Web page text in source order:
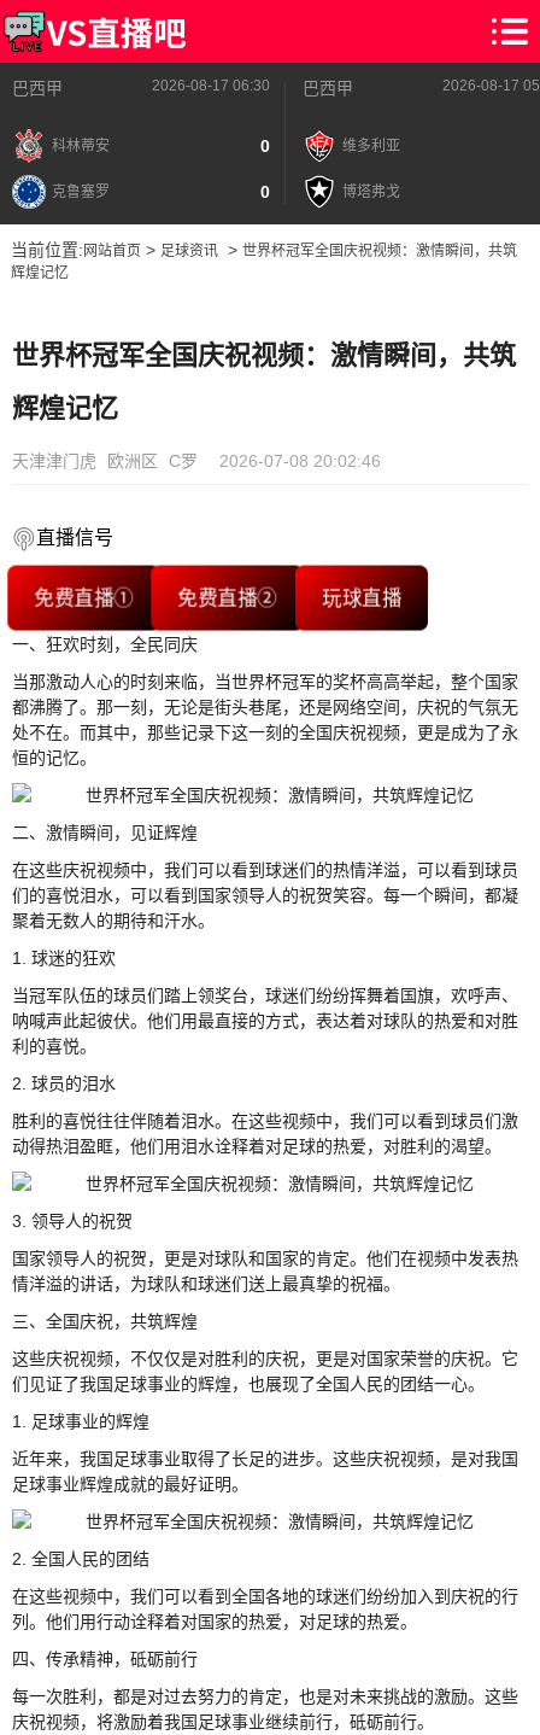
巴西甲 2026-08-17 06:30
科林蒂安 0
克鲁塞罗 0
巴西甲 2026-08-17
维多利亚
博塔弗戈
当前位置: 网站首页> 足球资讯> 世界杯冠军全国庆祝视频：激情瞬间，共筑
辉煌记忆
世界杯冠军全国庆祝视频：激情瞬间，共筑
辉煌记忆
天津津门虎 欧洲区 C罗 2026-07-08 20:02:46
直播信号
免费直播① 免费直播② 玩球直播
一、狂欢时刻，全民同庆
当那激动人心的时刻来临，当世界杯冠军的奖杯高高举起，整个国家
都沸腾了。那一刻，无论是街头巷尾，还是网络空间，庆祝的气氛无
处不在。而其中，那些记录下这一刻的全国庆祝视频，更是成为了永
恒的记忆。
二、激情瞬间，见证辉煌
在这些庆祝视频中，我们可以看到球迷们的热情洋溢，可以看到球员
们的喜悦泪水，可以看到国家领导人的祝贺笑容。每一个瞬间，都凝
聚着无数人的期待和汗水。
1. 球迷的狂欢
当冠军队伍的球员们踏上领奖台，球迷们纷纷挥舞着国旗，欢呼声、
呐喊声此起彼伏。他们用最直接的方式，表达着对球队的热爱和对胜
利的喜悦。
2. 球员的泪水
胜利的喜悦往往伴随着泪水。在这些视频中，我们可以看到球员们激
动得热泪盈眶，他们用泪水诠释着对足球的热爱，对胜利的渴望。
3. 领导人的祝贺
国家领导人的祝贺，更是对球队和国家的肯定。他们在视频中发表热
情洋溢的讲话，为球队和球迷们送上最真挚的祝福。
三、全国庆祝，共筑辉煌
这些庆祝视频，不仅仅是对胜利的庆祝，更是对国家荣誉的庆祝。它
们见证了我国足球事业的辉煌，也展现了全国人民的团结一心。
1. 足球事业的辉煌
近年来，我国足球事业取得了长足的进步。这些庆祝视频，是对我国
足球事业辉煌成就的最好证明。
2. 全国人民的团结
在这些视频中，我们可以看到全国各地的球迷们纷纷加入到庆祝的行
列。他们用行动诠释着对国家的热爱，对足球的热爱。
四、传承精神，砥砺前行
每一次胜利，都是对过去努力的肯定，也是对未来挑战的激励。这些
庆祝视频，将激励着我国足球事业继续前行，砥砺前行。